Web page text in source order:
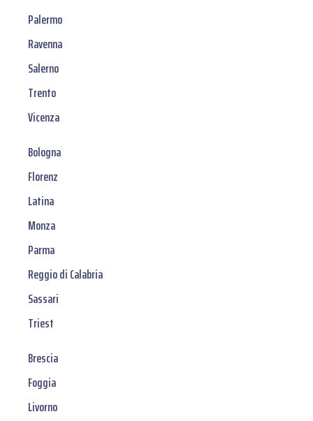
Palermo
Ravenna
Salerno
Trento
Vicenza
Bologna
Florenz
Latina
Monza
Parma
Reggio di Calabria
Sassari
Triest
Brescia
Foggia
Livorno